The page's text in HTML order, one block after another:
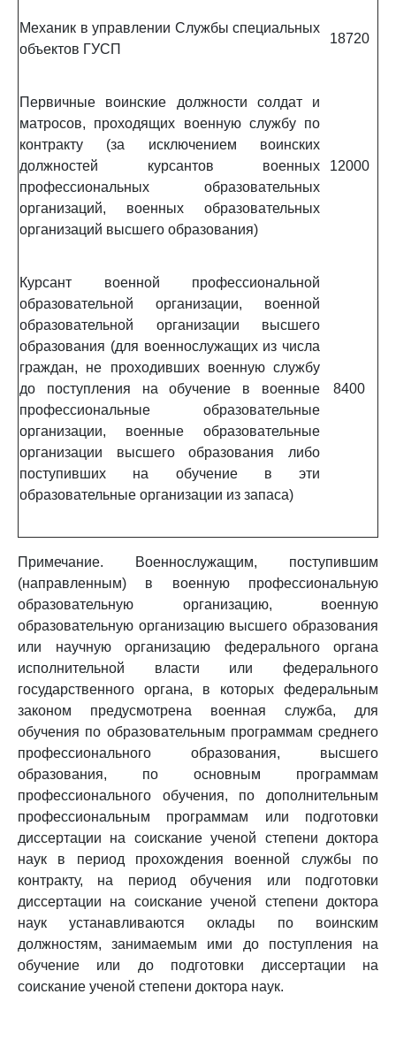
Механик в управлении Службы специальных
объектов ГУСП
18720
Первичные воинские должности солдат и
матросов, проходящих военную службу по
контракту (за исключением воинских
должностей курсантов военных
профессиональных образовательных
организаций, военных образовательных
организаций высшего образования)
12000
Курсант военной профессиональной
образовательной организации, военной
образовательной организации высшего
образования (для военнослужащих из числа
граждан, не проходивших военную службу
до поступления на обучение в военные
профессиональные образовательные
организации, военные образовательные
организации высшего образования либо
поступивших на обучение в эти
образовательные организации из запаса)
8400
Примечание. Военнослужащим, поступившим
(направленным) в военную профессиональную
образовательную организацию, военную
образовательную организацию высшего образования
или научную организацию федерального органа
исполнительной власти или федерального
государственного органа, в которых федеральным
законом предусмотрена военная служба, для
обучения по образовательным программам среднего
профессионального образования, высшего
образования, по основным программам
профессионального обучения, по дополнительным
профессиональным программам или подготовки
диссертации на соискание ученой степени доктора
наук в период прохождения военной службы по
контракту, на период обучения или подготовки
диссертации на соискание ученой степени доктора
наук устанавливаются оклады по воинским
должностям, занимаемым ими до поступления на
обучение или до подготовки диссертации на
соискание ученой степени доктора наук.